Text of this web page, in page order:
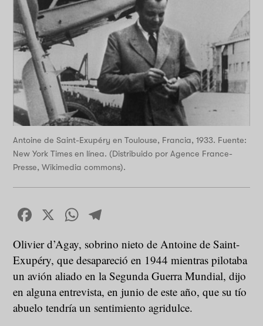
Antoine de Saint-Exupéry en Toulouse, Francia, 1933. Fuente:
New York Times en línea. (Distribuido por Agence France-
Presse, Wikimedia commons).
Facebook
X WhatsApp
Olivier d’Agay, sobrino nieto de Antoine de Saint-
Exupéry, que desapareció en 1944 mientras pilotaba
un avión aliado en la Segunda Guerra Mundial, dijo
en alguna entrevista, en junio de este año, que su tío
abuelo tendría un sentimiento agridulce.